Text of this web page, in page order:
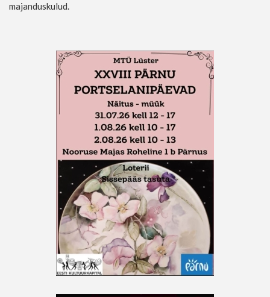
majanduskulud.